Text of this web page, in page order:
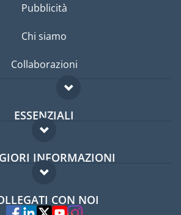
Pubblicità
Chi siamo
Collaborazioni
ESSENZIALI
Forum per expat
Guida per expat
INFORMAZIONI
Domande frequenti
EspertiCON NOI